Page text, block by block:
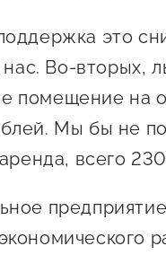
это
Во-вторых,
помещение на
Мы бы не
всего